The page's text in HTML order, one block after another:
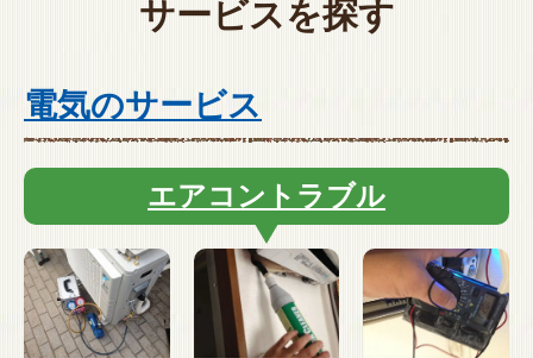
サービスを探す
電気のサービス
エアコントラブル